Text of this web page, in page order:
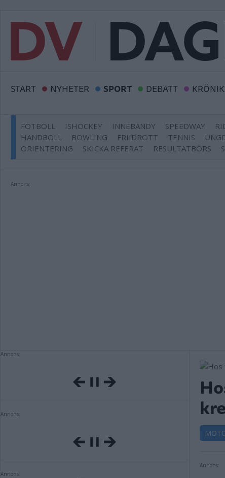
START NYHETER SPORT DEBATT
FOTBOLL ISHOCKEY INNEBANDY SPEEDWAY
HANDBOLL
BOWLING FRIIDROTT TENNIS
ORIENTERING
SKICKA REFERAT RESULTATBÖRS
Annons:
Annons:
Annons:
Annons:
Annons: